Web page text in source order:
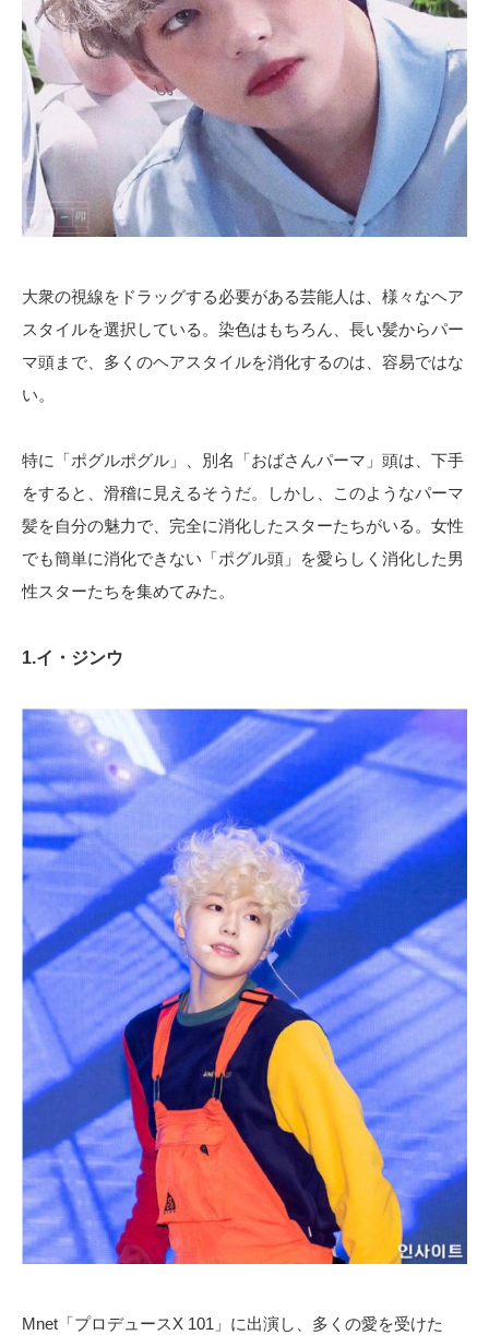
大衆の視線をドラッグする必要がある芸能人は、様々なヘア
スタイルを選択している。染色はもちろん、長い髪からパー
マ頭まで、多くのヘアスタイルを消化するのは、容易ではな
い。
特に「ポグルポグル」、別名「おばさんパーマ」頭は、下手
をすると、滑稽に見えるそうだ。しかし、このようなパーマ
髪を自分の魅力で、完全に消化したスターたちがいる。女性
でも簡単に消化できない「ポグル頭」を愛らしく消化した男
性スターたちを集めてみた。
1.イ・ジンウ
Mnet「プロデュースX 101」に出演し、多くの愛を受けた